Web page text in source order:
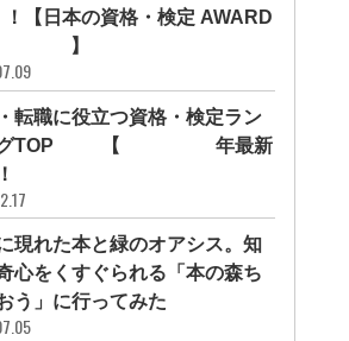
【日本の資格・検定 AWARD
】
転職に役立つ資格・検定ラン
グTOP30【2026年最新
現れた本と緑のオアシス。知
心をくすぐられる「本の森ち
う」に行ってみた